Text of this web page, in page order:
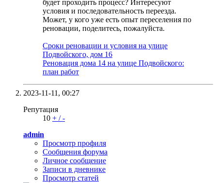
будет проходить процесс? Интересуют
условия и последовательность переезда.
Может, у кого уже есть опыт переселения по
реновации, поделитесь, пожалуйста.
Сроки реновации и условия на улице
Подвойского, дом 16
Реновация дома 14 на улице Подвойского:
план работ
2023-11-11, 00:27
Репутация
10 + /-
admin
Просмотр профиля
Сообщения форума
Личное сообщение
Записи в дневнике
Просмотр статей